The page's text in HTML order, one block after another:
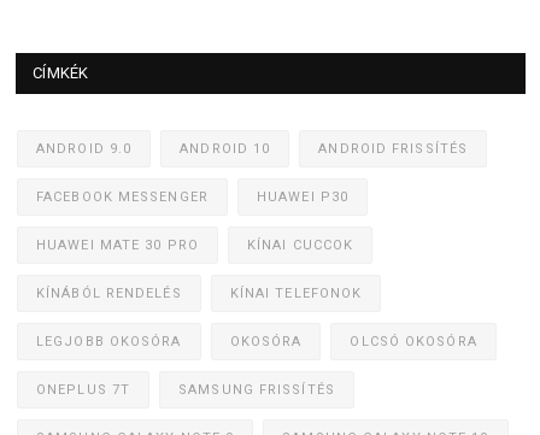
CÍMKÉK
ANDROID 9.0 ANDROID 10 ANDROID FRISSÍTÉS
FACEBOOK MESSENGER HUAWEI P30
HUAWEI MATE 30 PRO KÍNAI CUCCOK
KÍNÁBÓL RENDELÉS KÍNAI TELEFONOK
LEGJOBB OKOSÓRA OKOSÓRA OLCSÓ OKOSÓRA
ONEPLUS 7T SAMSUNG FRISSÍTÉS